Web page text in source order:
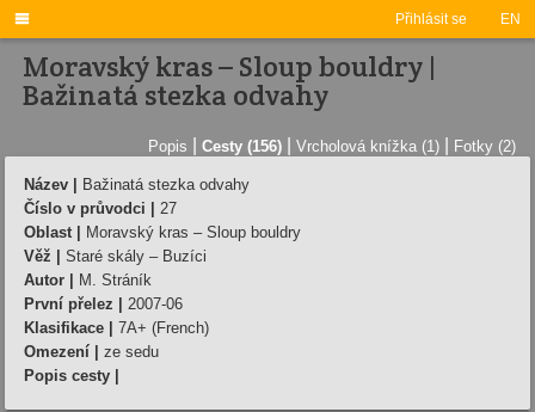
Přihlásit se EN

Moravský kras – Sloup bouldry |
Bažinatá stezka odvahy
Popis Cesty (156) Vrcholová knížka (1) Fotky (2)
Název |
Bažinatá stezka odvahy
Číslo v průvodci |
27
Oblast |
Moravský kras – Sloup bouldry
Věž |
Staré skály – Buzíci
Autor |
M. Stráník
První přelez |
2007-06
Klasifikace |
7A+ (French)
Omezení |
ze sedu
Popis cesty |